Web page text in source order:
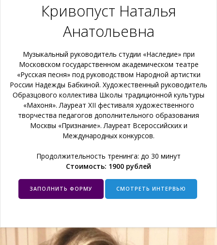
Кривопуст Наталья
Анатольевна
Музыкальный руководитель студии «Наследие» при
Московском государственном академическом театре
«Русская песня» под руководством Народной артистки
России Надежды Бабкиной. Художественный руководитель
Образцового коллектива Школы традиционной культуры
«Махоня». Лауреат XII фестиваля художественного
творчества педагогов дополнительного образования
Москвы «Признание». Лауреат Всероссийских и
Международных конкурсов.
Продолжительность тренинга: до 30 минут
Стоимость: 1900 рублей
ЗАПОЛНИТЬ ФОРМУ СМОТРЕТЬ ИНТЕРВЬЮ